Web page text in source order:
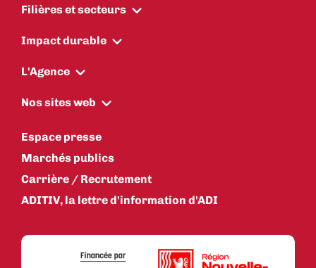
Filières et secteurs
Impact durable
L'Agence
Nos sites web
Espace presse
Marchés publics
Carrière / Recrutement
ADITIV, la lettre d'information d'ADI